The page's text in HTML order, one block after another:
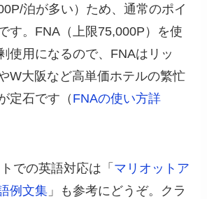
泊が多い）ため、通常のポイ
す。FNA（上限75,000P）を使
使用になるので、FNAはリッ
W大阪など高単価ホテルの繁忙
定石です（ FNAの使い方詳
での英語対応は「 マリオットア
例文集 」も参考にどうぞ。クラ